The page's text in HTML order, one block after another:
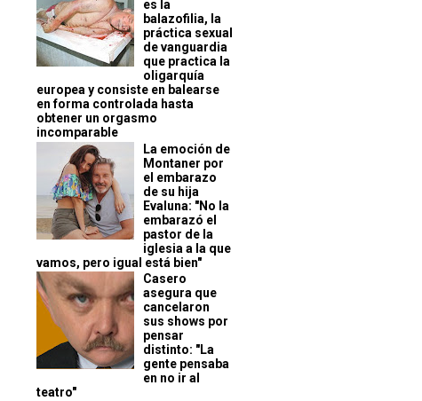
es la
balazofilia, la
práctica sexual
de vanguardia
que practica la
oligarquía
europea y consiste en balearse
en forma controlada hasta
obtener un orgasmo
incomparable
La emoción de
Montaner por
el embarazo
de su hija
Evaluna: "No la
embarazó el
pastor de la
iglesia a la que
vamos, pero igual está bien"
Casero
asegura que
cancelaron
sus shows por
pensar
distinto: "La
gente pensaba
en no ir al
teatro"